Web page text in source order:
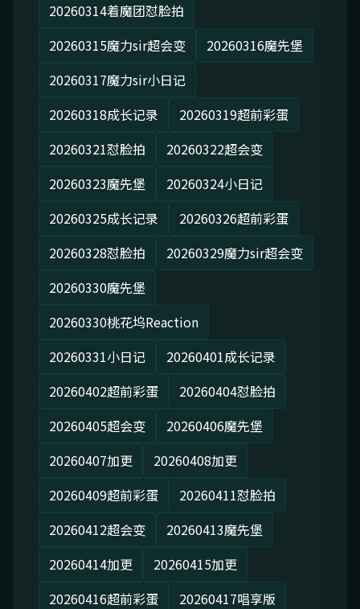
20260314着魔团怼脸拍
20260315魔力sir超会变
20260316魔先堡
20260317魔力sir小日记
20260318成长记录
20260319超前彩蛋
20260321怼脸拍
20260322超会变
20260323魔先堡
20260324小日记
20260325成长记录
20260326超前彩蛋
20260328怼脸拍
20260329魔力sir超会变
20260330魔先堡
20260330桃花坞Reaction
20260331小日记
20260401成长记录
20260402超前彩蛋
20260404怼脸拍
20260405超会变
20260406魔先堡
20260407加更
20260408加更
20260409超前彩蛋
20260411怼脸拍
20260412超会变
20260413魔先堡
20260414加更
20260415加更
20260416超前彩蛋
20260417唱享版